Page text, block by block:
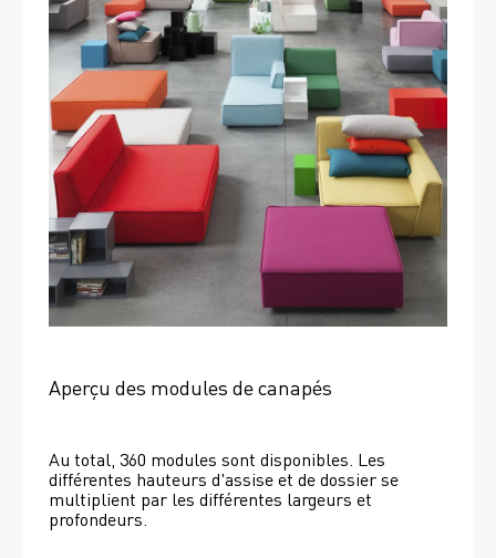
Aperçu des modules de canapés
Au total, 360 modules sont disponibles. Les
différentes hauteurs d'assise et de dossier se
multiplient par les différentes largeurs et
profondeurs.